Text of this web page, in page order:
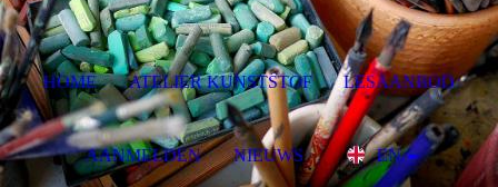
HOME ATELIER KUNSTSTOF LESAANBOD
AANMELDEN NIEUWS EN